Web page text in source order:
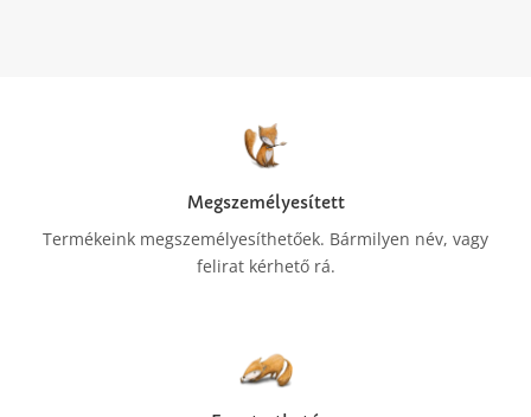
Megszemélyesített
Termékeink megszemélyesíthetőek. Bármilyen név, vagy
felirat kérhető rá.